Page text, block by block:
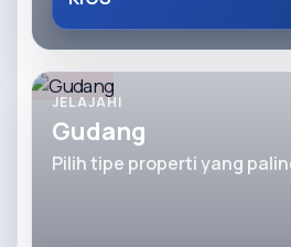
JELAJAHI
Gudang
Pilih tipe properti yang